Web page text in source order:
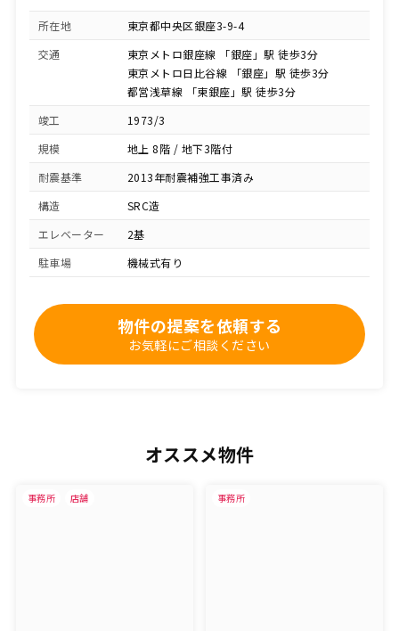
所在地
東京都中央区銀座3-9-4
交通
東京メトロ銀座線 「銀座」駅 徒歩3分
東京メトロ日比谷線 「銀座」駅 徒歩3分
都営浅草線 「東銀座」駅 徒歩3分
竣工
1973/3
規模
地上 8階 / 地下3階付
耐震基準
2013年耐震補強工事済み
構造
SRC造
エレベーター
2基
駐車場
機械式有り
物件の提案を依頼する
お気軽にご相談ください
オススメ物件
事務所 店舗 事務所